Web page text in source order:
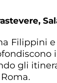
Filippini
gli